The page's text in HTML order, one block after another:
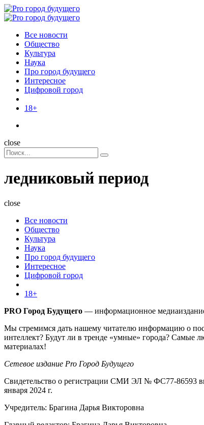
Menu
Поиск
Menu
Pro
Все новости
Общество
Культура
Наука
Про город будущего
Интересное
Цифровой город
18+
Поиск
close
Search
for:
Поиск
ледниковый период
close
Все новости
Общество
Культура
Наука
Про город будущего
Интересное
Цифровой город
18+
PRO Город Будущего — информационное
Мы стремимся дать нашему читателю информацию о
интеллект? Будут ли в тренде «умные» города? Самые
материалах!
Сетевое издание Pro Город Будущего
Свидетельство о регистрации СМИ ЭЛ № ФС77-86593
января 2024 г.
Учредитель: Брагина Дарья Викторовна